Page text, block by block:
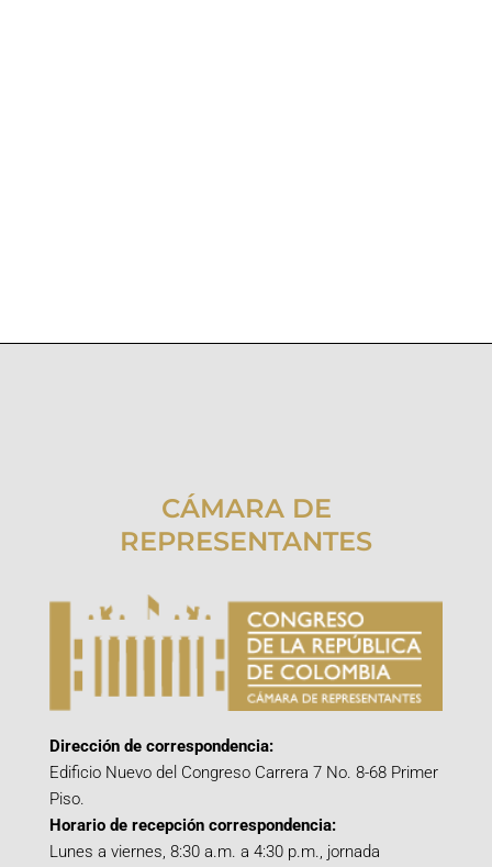
CÁMARA DE
REPRESENTANTES
Dirección de correspondencia:
Edificio Nuevo del Congreso Carrera 7 No. 8-68 Primer
Piso.
Horario de recepción correspondencia:
Lunes a viernes, 8:30 a.m. a 4:30 p.m., jornada